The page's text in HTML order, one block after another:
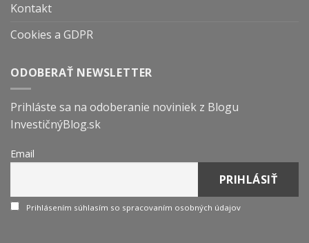
Kontakt
Cookies a GDPR
ODOBERAŤ NEWSLETTER
Prihláste sa na odoberanie noviniek z Blogu
InvestičnýBlog.sk
Email
Prihlásením súhlasím so spracovaním osobných údajov